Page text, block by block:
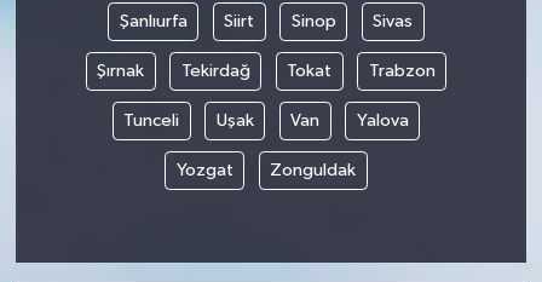
Şanlıurfa Siirt Sinop Sivas
Şırnak Tekirdağ Tokat Trabzon
Tunceli Uşak Van Yalova
Yozgat Zonguldak